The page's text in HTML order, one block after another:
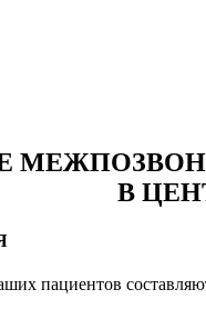
В
пациентов